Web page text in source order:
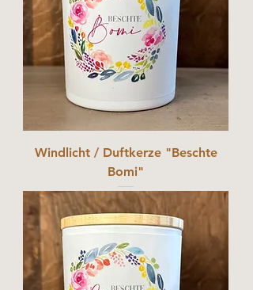
Windlicht / Duftkerze "Beschte
Bomi"